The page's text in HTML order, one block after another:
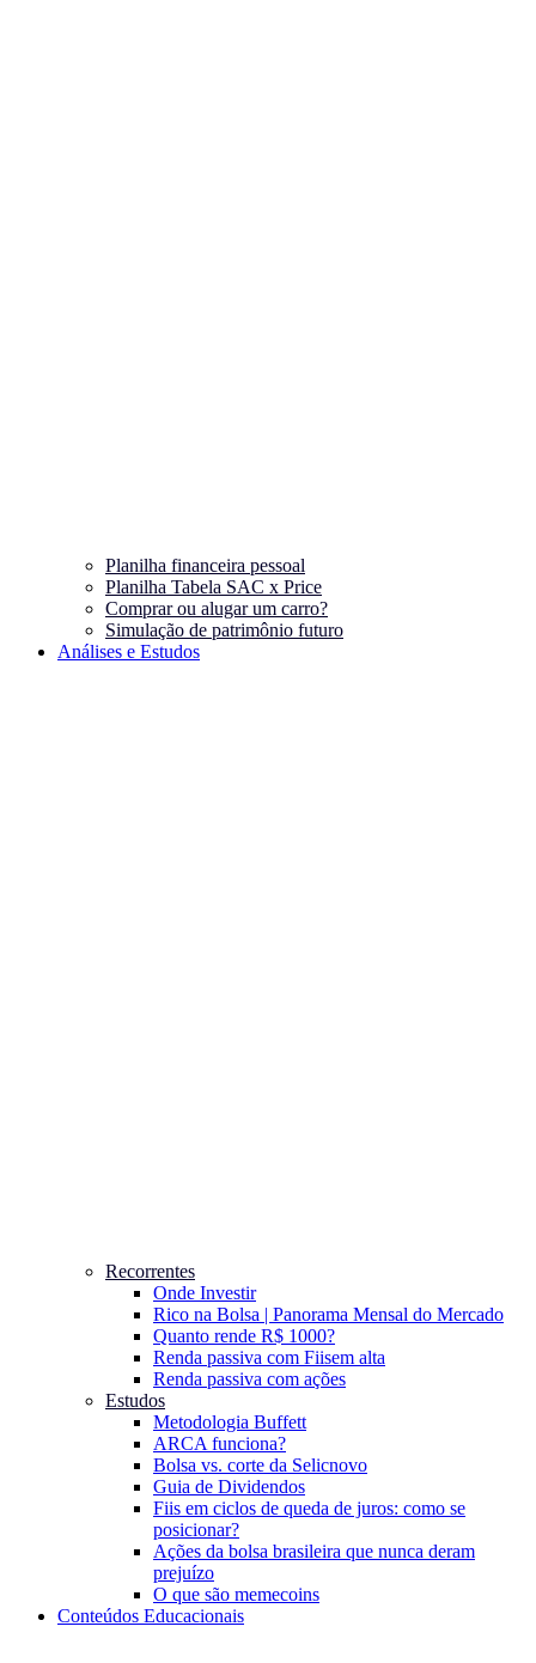
Planilha financeira pessoal
Planilha Tabela SAC x Price
Comprar ou alugar um carro?
Simulação de patrimônio futuro
Análises e Estudos
Recorrentes
Onde Investir
Rico na Bolsa | Panorama Mensal do Mercado
Quanto rende R$ 1000?
Renda passiva com Fiisem alta
Renda passiva com ações
Estudos
Metodologia Buffett
ARCA funciona?
Bolsa vs. corte da Selicnovo
Guia de Dividendos
Fiis em ciclos de queda de juros: como se
posicionar?
Ações da bolsa brasileira que nunca deram
prejuízo
O que são memecoins
Conteúdos Educacionais